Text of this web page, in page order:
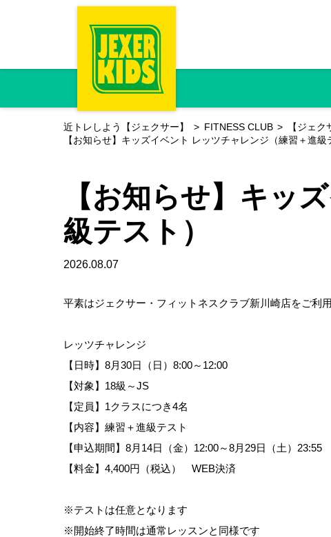
近トレしよう【ジェクサー】 FITNESS CLUB 【ジェ
【お知らせ】キッズイベント レッツチャレンジ（練習＋進級
【お知らせ】キッ
級テスト）
2026.08.07
平素はジェクサー・フィットネスクラブ新川崎店をご利
レッツチャレンジ
【日時】8月30日（日）8:00～12:00
【対象】18級～JS
【定員】1クラスにつき4名
【内容】練習＋進級テスト
【申込期間】8月14日（金）12:00～8月29日（土）23:55
【料金】4,400円（税込） WEB決済
※テストは任意となります
※開始終了時間は通常レッスンと同様です